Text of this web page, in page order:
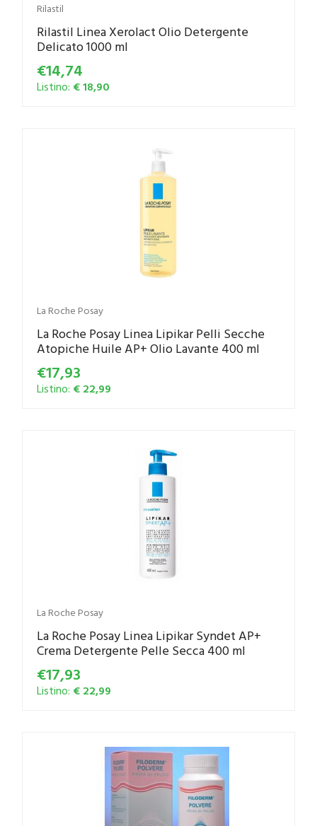
Rilastil
Rilastil Linea Xerolact Olio Detergente
Delicato 1000 ml
€14,74
Listino: € 18,90
La Roche Posay
La Roche Posay Linea Lipikar Pelli Secche
Atopiche Huile AP+ Olio Lavante 400 ml
€17,93
Listino: € 22,99
La Roche Posay
La Roche Posay Linea Lipikar Syndet AP+
Crema Detergente Pelle Secca 400 ml
€17,93
Listino: € 22,99